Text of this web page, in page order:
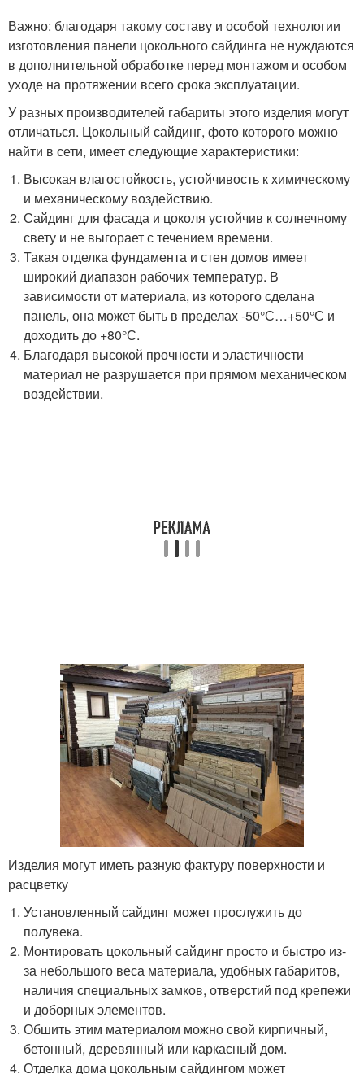
Важно: благодаря такому составу и особой технологии
изготовления панели цокольного сайдинга не нуждаются
в дополнительной обработке перед монтажом и особом
уходе на протяжении всего срока эксплуатации.
У разных производителей габариты этого изделия могут
отличаться. Цокольный сайдинг, фото которого можно
найти в сети, имеет следующие характеристики:
Высокая влагостойкость, устойчивость к химическому
и механическому воздействию.
Сайдинг для фасада и цоколя устойчив к солнечному
свету и не выгорает с течением времени.
Такая отделка фундамента и стен домов имеет
широкий диапазон рабочих температур. В
зависимости от материала, из которого сделана
панель, она может быть в пределах -50°С…+50°С и
доходить до +80°С.
Благодаря высокой прочности и эластичности
материал не разрушается при прямом механическом
воздействии.
Изделия могут иметь разную фактуру поверхности и
расцветку
Установленный сайдинг может прослужить до
полувека.
Монтировать цокольный сайдинг просто и быстро из-
за небольшого веса материала, удобных габаритов,
наличия специальных замков, отверстий под крепежи
и доборных элементов.
Обшить этим материалом можно свой кирпичный,
бетонный, деревянный или каркасный дом.
Отделка дома цокольным сайдингом может